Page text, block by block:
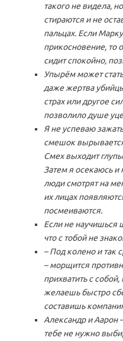
такого не видела,
стираются и не
пальцах. Если
прикосновение, то
сидит спокойно,
Упырём может
даже жертва
страх или другое
позволило душе
Я не успеваю
смешок
Смех выходит
Затем я осекаюсь
люди смотрят на
их лицах
посмеиваются.
Если не научишься
что с тобой не
– Под колено и так
– морщится
прихватить с
желаешь быстро
составишь
Александр и Аарон
тебе не нужно